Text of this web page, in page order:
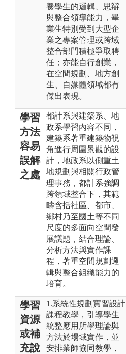
養學生的邏輯、思辯
與整合領導能力，畢
業生特別受到大型企
業之專案管理或跨域
整合部門積極爭取聘
任；亦能自行創業，
在空間規劃、地方創
生、自媒體領域都有
傑出表現。
學習
方法
容易
誤解
之處
都計系與建築系、地
政系學習內容不同，
建築系著重建築物視
角進行周圍景觀的設
計，地政系以側重土
地規劃與相關行政管
理事務，都計系強調
跨領域整合下，其範
疇含括社區、都市、
鄉村乃至國土等不同
尺度的多面向空間發
展議題，結合理論、
分析方法與實作課
程，著重空間規劃邏
輯與整合組織能力的
培育。
學習
資源
或補
充說
1.系統性規劃實習設計
課程教學，引導學生
統整應用所學理論與
方法於場域實作，並
安排業師協同教學，